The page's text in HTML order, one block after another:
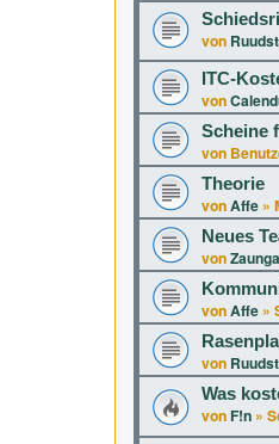
von
ITC-
von
Scheine
von
Theorie
vonAffe »
Neues
von
vonAffe »
von
Was
von F!n »